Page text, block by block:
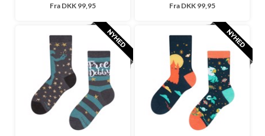
Fra DKK 99,95 Fra DKK 99,95